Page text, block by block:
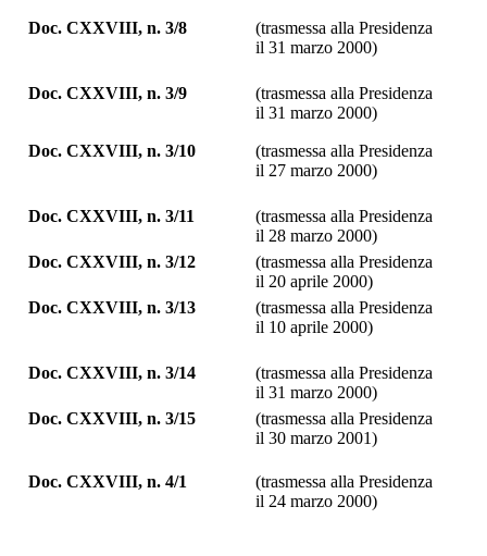
Doc. CXXVIII, n. 3/8
(trasmessa alla Presidenza
il 31 marzo 2000)
Doc. CXXVIII, n. 3/9
(trasmessa alla Presidenza
il 31 marzo 2000)
Doc. CXXVIII, n. 3/10
(trasmessa alla Presidenza
il 27 marzo 2000)
Doc. CXXVIII, n. 3/11
(trasmessa alla Presidenza
il 28 marzo 2000)
Doc. CXXVIII, n. 3/12
(trasmessa alla Presidenza
il 20 aprile 2000)
Doc. CXXVIII, n. 3/13
(trasmessa alla Presidenza
il 10 aprile 2000)
Doc. CXXVIII, n. 3/14
(trasmessa alla Presidenza
il 31 marzo 2000)
Doc. CXXVIII, n. 3/15
(trasmessa alla Presidenza
il 30 marzo 2001)
Doc. CXXVIII, n. 4/1
(trasmessa alla Presidenza
il 24 marzo 2000)